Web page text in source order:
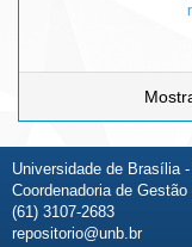
Universidade de Brasília
Coordenadoria de
(61) 3107-2683
repositorio@unb.br